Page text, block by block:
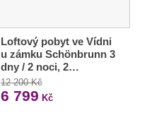
Loftový pobyt ve Vídni
u zámku Schönbrunn 3
dny / 2 noci, 2…
12 200 Kč
6 799 Kč